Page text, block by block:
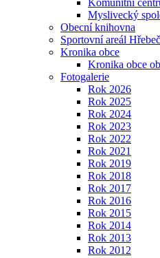
Komunitní
Myslivecký
Obecní knihovna
Sportovní areál Hřebeč
Kronika obce
Kronika obce
Fotogalerie
Rok 2026
Rok 2025
Rok 2024
Rok 2023
Rok 2022
Rok 2021
Rok 2019
Rok 2018
Rok 2017
Rok 2016
Rok 2015
Rok 2014
Rok 2013
Rok 2012